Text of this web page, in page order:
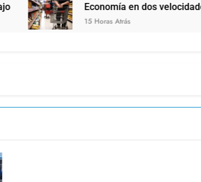
Economía en dos velocidades
15 Horas Atrás